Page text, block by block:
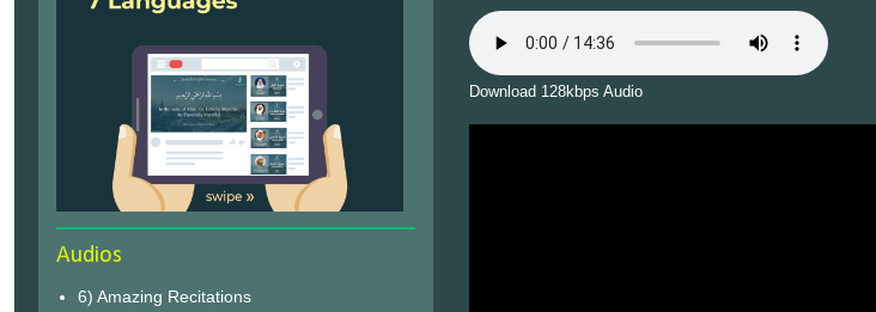
Download 128kbps Audio
Audios
6) Amazing Recitations